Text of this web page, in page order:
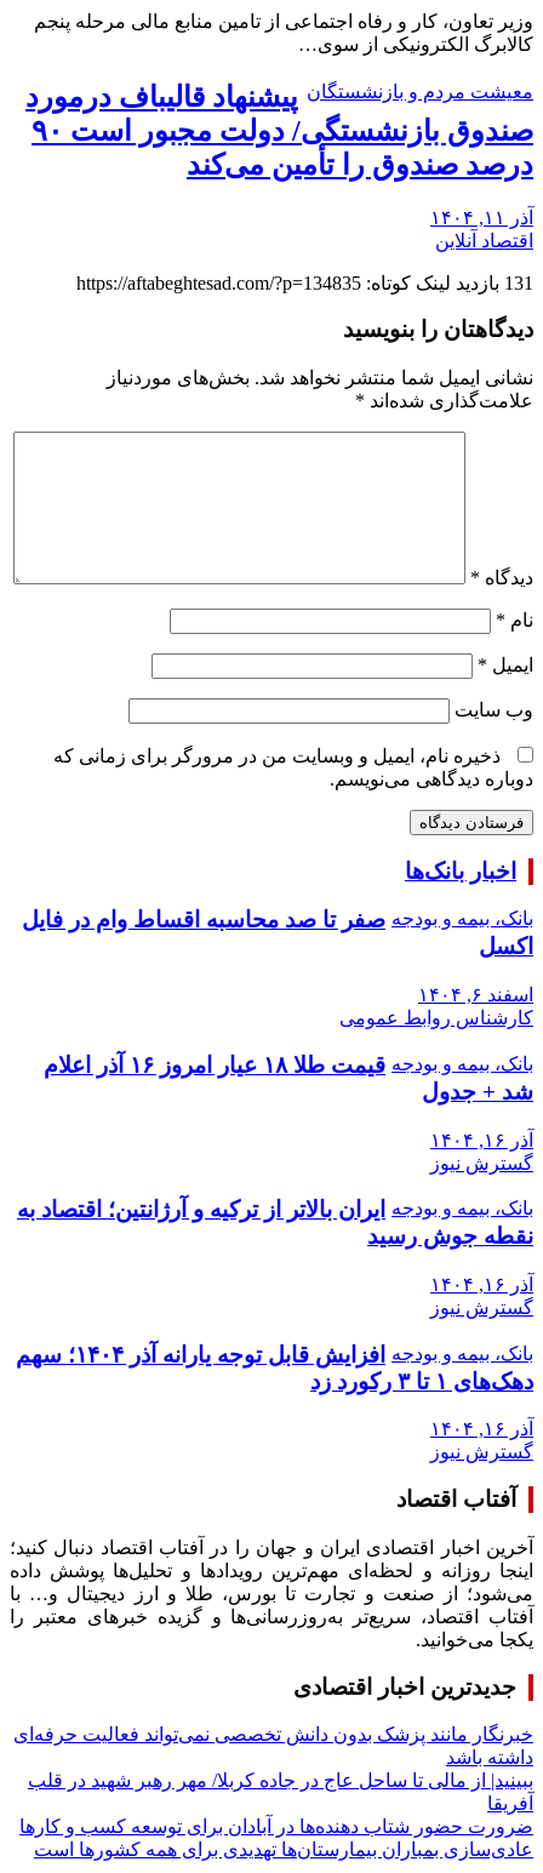
وزیر تعاون، کار و رفاه اجتماعی از تامین منابع مالی مرحله پنجم
کالابرگ الکترونیکی از سوی…
معیشت مردم و بازنشستگان پیشنهاد قالیباف درمورد
صندوق بازنشستگی/ دولت مجبور است ۹۰
درصد صندوق را تأمین می‌کند
آذر ۱۱, ۱۴۰۴
اقتصاد آنلاین
131 بازدید لینک کوتاه: https://aftabeghtesad.com/?p=134835
دیدگاهتان را بنویسید
نشانی ایمیل شما منتشر نخواهد شد. بخش‌های موردنیاز
علامت‌گذاری شده‌اند *
دیدگاه *
نام *
ایمیل *
وب‌ سایت
ذخیره نام، ایمیل و وبسایت من در مرورگر برای زمانی که
دوباره دیدگاهی می‌نویسم.
اخبار بانک‌ها
بانک، بیمه و بودجه صفر تا صد محاسبه اقساط وام در فایل
اکسل
اسفند ۶, ۱۴۰۴
کارشناس روابط عمومی
بانک، بیمه و بودجه
قیمت طلا ۱۸ عیار امروز ۱۶ آذر اعلام
شد + جدول
آذر ۱۶, ۱۴۰۴
گسترش نیوز
بانک، بیمه و بودجه
ایران بالاتر از ترکیه و آرژانتین؛ اقتصاد به
نقطه جوش رسید
آذر ۱۶, ۱۴۰۴
گسترش نیوز
بانک، بیمه و بودجه
افزایش قابل توجه یارانه آذر ۱۴۰۴؛ سهم
دهک‌های ۱ تا ۳ رکورد زد
آذر ۱۶, ۱۴۰۴
گسترش نیوز
آفتاب اقتصاد
آخرین اخبار اقتصادی ایران و جهان را در آفتاب اقتصاد دنبال کنید؛
اینجا روزانه و لحظه‌ای مهم‌ترین رویدادها و تحلیل‌ها پوشش داده
می‌شود؛ از صنعت و تجارت تا بورس، طلا و ارز دیجیتال و… با
آفتاب اقتصاد، سریع‌تر به‌روزرسانی‌ها و گزیده خبرهای معتبر را
یکجا می‌خوانید.
جدیدترین اخبار اقتصادی
خبرنگار مانند پزشک بدون دانش تخصصی نمی‌تواند فعالیت حرفه‌ای
داشته باشد
ببینید| از مالی تا ساحل عاج در جاده کربلا/ مهر رهبر شهید در قلب
آفریقا
ضرورت حضور شتاب ‌دهنده‌ها در آبادان برای توسعه کسب‌ و کارها
عادی‌سازی بمباران بیمارستان‌ها تهدیدی برای همه کشورها است